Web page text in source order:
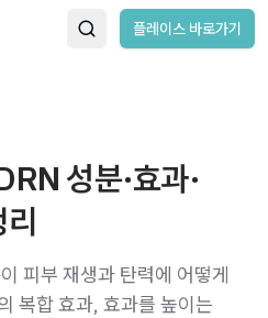
플레이스 바로가기
성분·효과·
피부 재생과 탄력에 어떻게
복합 효과, 효과를 높이는